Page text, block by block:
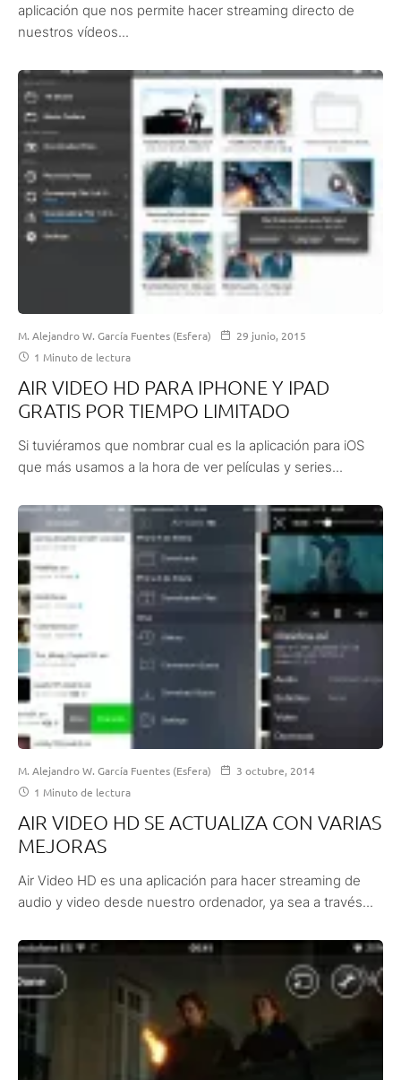
aplicación que nos permite hacer streaming directo de
nuestros vídeos...
M. Alejandro W. García Fuentes (Esfera)
29 junio, 2015
1 Minuto de lectura
AIR VIDEO HD PARA IPHONE Y IPAD
GRATIS POR TIEMPO LIMITADO
Si tuviéramos que nombrar cual es la aplicación para iOS
que más usamos a la hora de ver películas y series...
M. Alejandro W. García Fuentes (Esfera)
3 octubre, 2014
1 Minuto de lectura
AIR VIDEO HD SE ACTUALIZA CON VARIAS
MEJORAS
Air Video HD es una aplicación para hacer streaming de
audio y video desde nuestro ordenador, ya sea a través...